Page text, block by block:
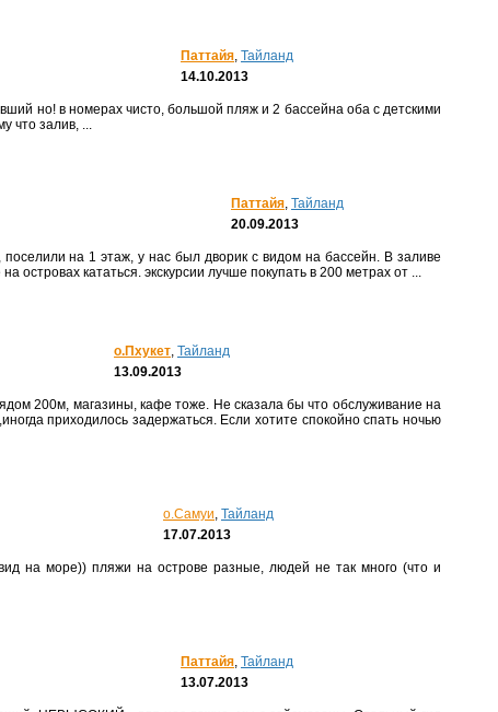
Паттайя, Тайланд
14.10.2013
что залив, ...
Паттайя, Тайланд
20.09.2013
островах кататься. экскурсии лучше покупать в 200 метрах от ...
о.Пхукет, Тайланд
13.09.2013
приходилось задержаться. Если хотите спокойно спать ночью
о.Самуи, Тайланд
17.07.2013
Паттайя, Тайланд
13.07.2013